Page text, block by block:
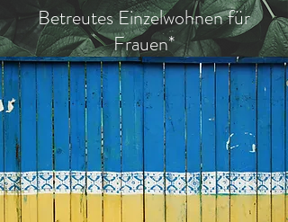
Betreutes Einzelwohnen für
Frauen*